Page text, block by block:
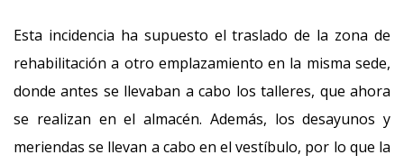
Esta incidencia ha supuesto el traslado de la zona de
rehabilitación a otro emplazamiento en la misma sede,
donde antes se llevaban a cabo los talleres, que ahora
se realizan en el almacén. Además, los desayunos y
meriendas se llevan a cabo en el vestíbulo, por lo que la